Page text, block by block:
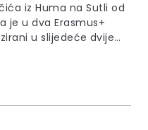
iz Huma na Sutli od
Erasmus+
u slijedeće dvije